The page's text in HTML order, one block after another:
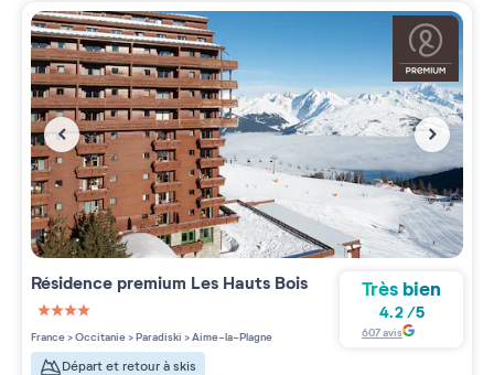
Résidence premium Les Hauts Bois
4 étoiles sur 5
France>Occitanie>Paradiski >Aime-la-Plagne
Départ et retour à skis
Très bien
4.2/5
607avis